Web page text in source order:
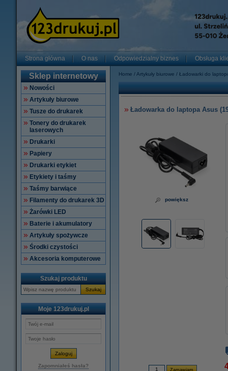
Strona główna O nas Odpowiedzialny biznes Obsługa
Sklep internetowy
Nowości
Artykuły biurowe
Tusze do drukarek
Tonery do drukarek
laserowych
Drukarki
Papiery
Drukarki etykiet
Etykiety i taśmy
Taśmy barwiące
Filamenty do drukarek 3D
Żarówki LED
Baterie i akumulatory
Artykuły spożywcze
Środki czystości
Akcesoria komputerowe
Szukaj produktu
Szukaj
Moje 123drukuj.pl
Zapomniałeś hasła?
Home Artykuły biurowe Ładowarki do
Ładowarka do laptopa Asus
powiększ